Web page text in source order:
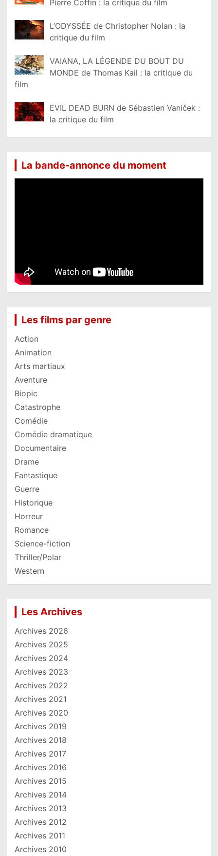
Pierre Coffin : la critique du film
L’ODYSSÉE de Christopher Nolan : la
critique du film
VAIANA, LA LÉGENDE DU BOUT DU
MONDE de Thomas Kail : la critique du
film
EVIL DEAD BURN de Sébastien Vaniček :
la critique du film
La bande-annonce du moment
Les films par genre
Action
Animation
Arts martiaux
Aventure
Biopic
Catastrophe
Comédie
Comédie dramatique
Documentaire
Drame
Fantastique
Guerre
Historique
Horreur
Romance
Science-fiction
Thriller/Polar
Western
Les Archives
Archives 2026
Archives 2025
Archives 2024
Archives 2023
Archives 2022
Archives 2021
Archives 2020
Archives 2019
Archives 2018
Archives 2017
Archives 2016
Archives 2015
Archives 2014
Archives 2013
Archives 2012
Archives 2011
Archives 2010